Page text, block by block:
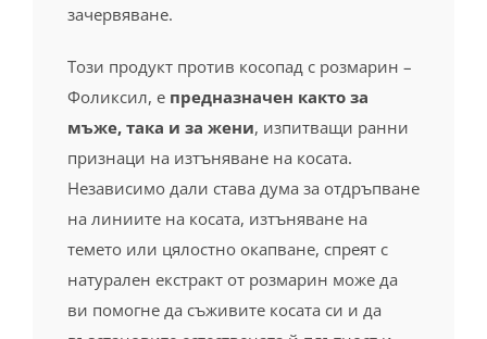
зачервяване.
Този продукт против косопад с розмарин –
Фоликсил, е предназначен както за
мъже, така и за жени, изпитващи ранни
признаци на изтъняване на косата.
Независимо дали става дума за отдръпване
на линиите на косата, изтъняване на
темето или цялостно окапване, спреят с
натурален екстракт от розмарин може да
ви помогне да съживите косата си и да